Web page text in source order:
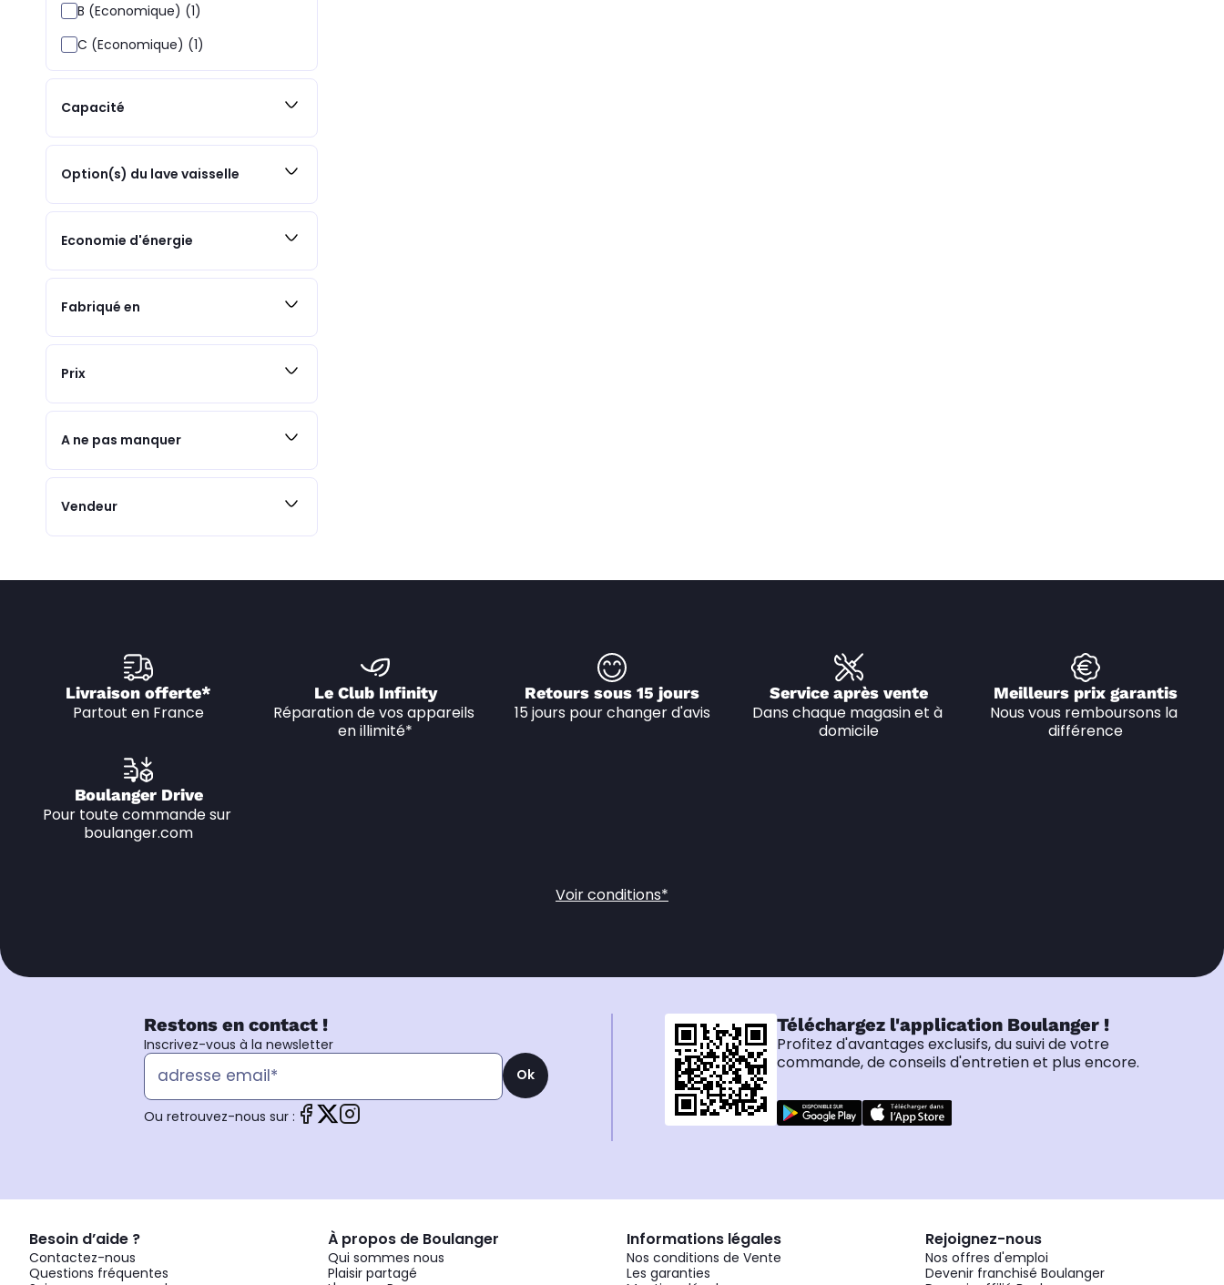
B (Economique) (1)
C (Economique) (1)
Capacité
Option(s) du lave vaisselle
Economie d'énergie
Fabriqué en
Prix
A ne pas manquer
Vendeur
Livraison offerte*
Partout en France
Le Club Infinity
Réparation de vos appareils
en illimité*
Retours sous 15 jours
15 jours pour changer d'avis
Service après vente
Dans chaque magasin et à
domicile
Meilleurs prix garantis
Nous vous remboursons la
différence
Boulanger Drive
Pour toute commande sur
boulanger.com
Voir conditions*
Restons en contact !
Inscrivez-vous à la newsletter
Ok
Ou retrouvez-nous sur :
Téléchargez l'application Boulanger !
Profitez d'avantages exclusifs, du suivi de votre
commande, de conseils d'entretien et plus encore.
Besoin d’aide ?
Contactez-nous
Questions fréquentes
À propos de Boulanger
Qui sommes nous
Plaisir partagé
Informations légales
Nos conditions de Vente
Les garanties
Rejoignez-nous
Nos offres d'emploi
Devenir franchisé Boulanger